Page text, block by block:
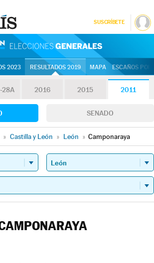
SUSCRÍBETE
2023 RESULTADOS 2019 MAPA ESCAÑOS
28A 2016 2015 2011
SENADO
» Castilla y León » León » Camponaraya